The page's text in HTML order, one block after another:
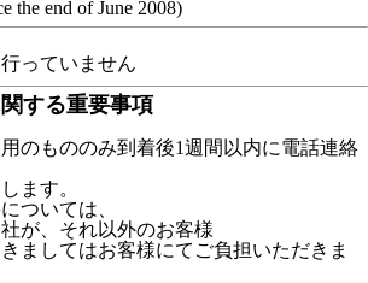
the end of June 2008)
っていません
する重要事項
のもののみ到着後1週間以内に電話連絡
ます。
ついては、
が、それ以外のお客様
ましてはお客様にてご負担いただきま